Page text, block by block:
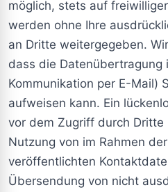
möglich, stets auf
werden ohne Ihre
an Dritte weitergegeben.
dass die Datenübertragung
Kommunikation per E-Mail)
aufweisen kann. Ein
vor dem Zugriff durch Dritte
Nutzung von im Rahmen
veröffentlichten
Übersendung von nicht